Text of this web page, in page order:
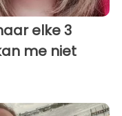
elke 3
me niet